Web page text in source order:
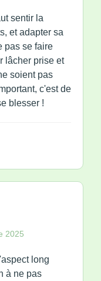
sentir la
et adapter sa
pas se faire
lâcher prise et
soient pas
c'est de
blesser !
2025
long
à ne pas